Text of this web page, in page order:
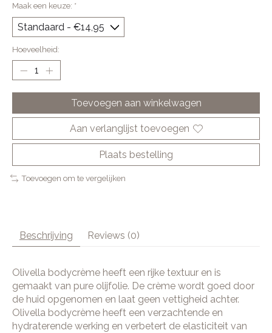
Maak een keuze: *
Hoeveelheid:
Toevoegen aan winkelwagen
Aan verlanglijst toevoegen
Plaats bestelling
Toevoegen om te vergelijken
Beschrijving Reviews (0)
Olivella bodycrème heeft een rijke textuur en is
gemaakt van pure olijfolie. De crème wordt goed door
de huid opgenomen en laat geen vettigheid achter.
Olivella bodycrème heeft een verzachtende en
hydraterende werking en verbetert de elasticiteit van